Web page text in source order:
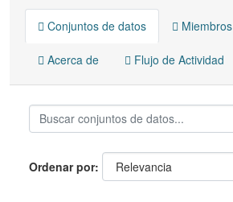
Conjuntos de datos Miembros
Acerca de Flujo de Actividad
Ordenar por